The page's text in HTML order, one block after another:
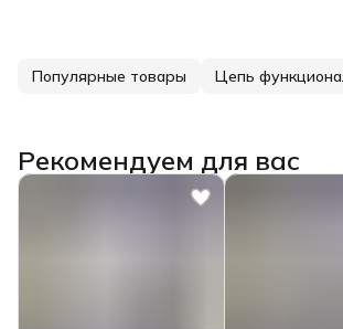
Популярные товары Цепь
Рекомендуем для вас